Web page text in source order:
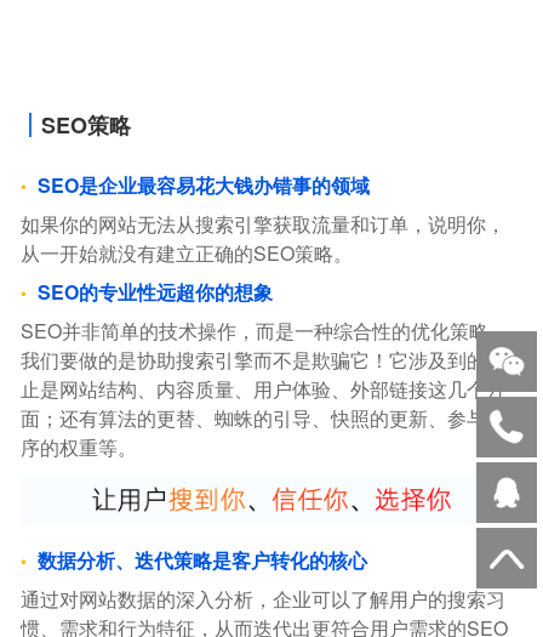
SEO策略
SEO是企业最容易花大钱办错事的领域
如果你的网站无法从搜索引擎获取流量和订单，说明你，
从一开始就没有建立正确的SEO策略。
SEO的专业性远超你的想象
SEO并非简单的技术操作，而是一种综合性的优化策略。
我们要做的是协助搜索引擎而不是欺骗它！它涉及到的不
止是网站结构、内容质量、用户体验、外部链接这几个方
面；还有算法的更替、蜘蛛的引导、快照的更新、参与排
序的权重等。
数据分析、迭代策略是客户转化的核心
通过对网站数据的深入分析，企业可以了解用户的搜索习
惯、需求和行为特征，从而迭代出更符合用户需求的SEO